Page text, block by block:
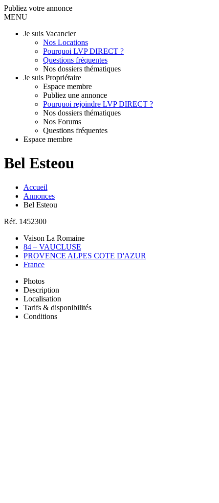
Publiez votre annonce
MENU
Je suis Vacancier
Nos Locations
Pourquoi LVP DIRECT ?
Questions fréquentes
Nos dossiers thématiques
Je suis Propriétaire
Espace membre
Publiez une annonce
Pourquoi rejoindre LVP DIRECT ?
Nos dossiers thématiques
Nos Forums
Questions fréquentes
Espace membre
Bel Esteou
Accueil
Annonces
Bel Esteou
Réf. 1452300
Vaison La Romaine
84 – VAUCLUSE
PROVENCE ALPES COTE D'AZUR
France
Photos
Description
Localisation
Tarifs & disponibilités
Conditions